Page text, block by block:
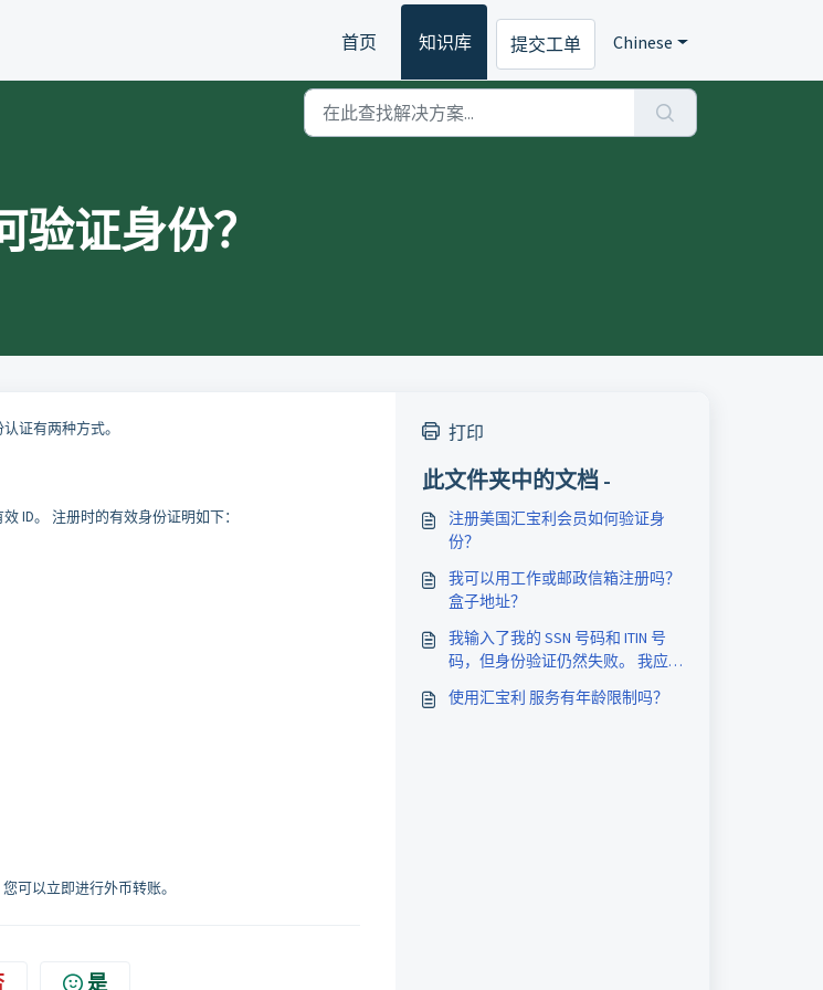
首页 知识库 提交工单 Chinese
证身份？
证有两种方式。
ID。 注册时的有效身份证明如下：
可以立即进行外币转账。
是
打印
此文件夹中的文档 -
注册美国汇宝利会员如何验证身
份？
我可以用工作或邮政信箱注册吗？
盒子地址？
我输入了我的 SSN 号码和 ITIN 号
码，但身份验证仍然失败。 我应
使用汇宝利 服务有年龄限制吗？